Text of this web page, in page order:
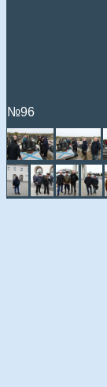
№96